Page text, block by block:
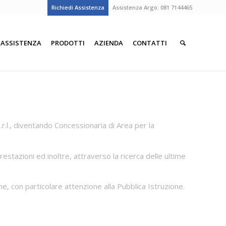
Richiedi Assistenza Assistenza Argo: 081 7144465
ASSISTENZA PRODOTTI AZIENDA CONTATTI
diventando Concessionaria di Area per la
ed inoltre, attraverso la ricerca delle ultime
con particolare attenzione alla Pubblica Istruzione.